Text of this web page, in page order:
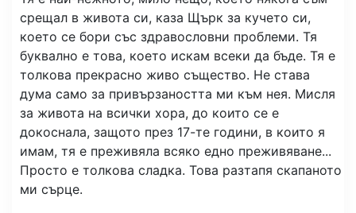
срещал в живота си, каза Щърк за кучето си,
което се бори със здравословни проблеми. Тя
буквално е това, което искам всеки да бъде. Тя е
толкова прекрасно живо същество. Не става
дума само за привързаността ми към нея. Мисля
за живота на всички хора, до които се е
докоснала, защото през 17-те години, в които я
имам, тя е преживяла всяко едно преживяване...
Просто е толкова сладка. Това разтапя скапаното
ми сърце.